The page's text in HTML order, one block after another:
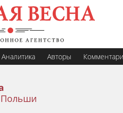
Аналитика Авторы
Польши